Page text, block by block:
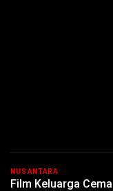
NUSANTARA
Film Keluarga